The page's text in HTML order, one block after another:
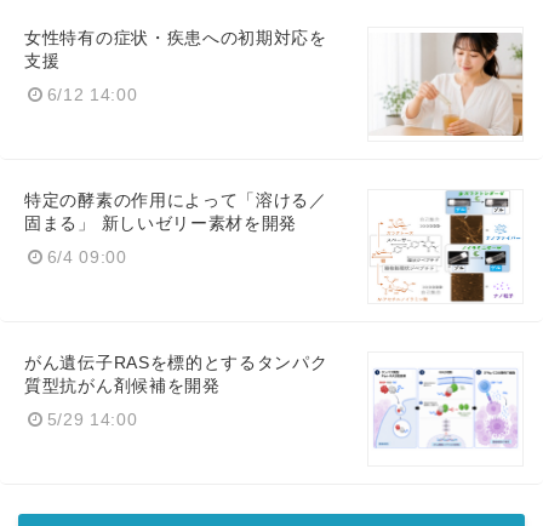
女性特有の症状・疾患への初期対応を
支援
6/12 14:00
特定の酵素の作用によって「溶ける／
固まる」 新しいゼリー素材を開発
6/4 09:00
がん遺伝子RASを標的とするタンパク
質型抗がん剤候補を開発
5/29 14:00